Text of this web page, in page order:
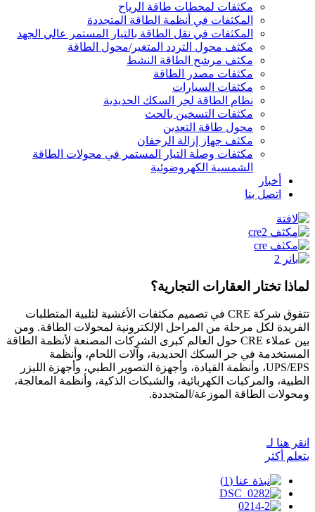
مكثفات لمحطات طاقة الرياح
المكثفات في أنظمة الطاقة المتجددة
المكثفات في نقل الطاقة بالتيار المستمر عالي الجهد
مكثف محول التردد المتغير/محول الطاقة
مكثف مرشح الطاقة النشط
مكثفات مصدر الطاقة
مكثفات السيارات
نظام الطاقة لجر السكك الحديدية
مكثفات التسخين بالحث
محول طاقة التعدين
مكثف جهاز إزالة الرجفان
مكثفات وصلة التيار المستمر في محولات الطاقة
الشمسية الكهروضوئية
أخبار
اتصل بنا
لماذا تختار العقارات التجارية؟
تتفوق شركة CRE في تصميم مكثفات الأغشية لتلبية المتطلبات
الفريدة لكل مرحلة من المراحل الإلكترونية لمحولات الطاقة. ومن
بين عملاء CRE حول العالم كبرى الشركات المصنعة لأنظمة الطاقة
المستخدمة في جر السكك الحديدية، وآلات اللحام، وأنظمة
UPS/EPS، وأنظمة القيادة، وأجهزة التصوير الطبي، وأجهزة الليزر
الطبية، والمركبات الكهربائية، والشبكات الذكية، وأنظمة المعالجة،
ومحولات الطاقة الموزعة/المتجددة.
انقر هنا لـ
يتعلم أكثر